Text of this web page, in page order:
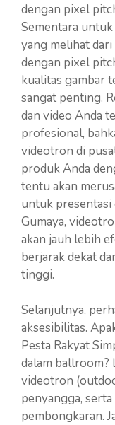
dengan pixel
Sementara
yang melihat
dengan pixel
kualitas gambar
sangat penting.
dan video Anda
profesional,
videotron di
produk Anda
tentu akan
untuk
Gumaya,
akan jauh lebih
berjarak dekat
tinggi.
Selanjutnya,
aksesibilitas.
Pesta Rakyat
dalam ballroom?
videotron
penyangga,
pembongkaran.